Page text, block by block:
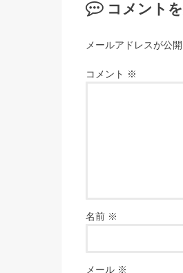
コメント
メールアドレスが公
コメント ※
名前 ※
メール ※